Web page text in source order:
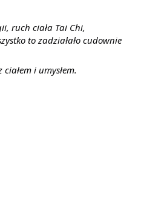
ruch ciała Tai Chi,
to zadziałało cudownie
i umysłem.